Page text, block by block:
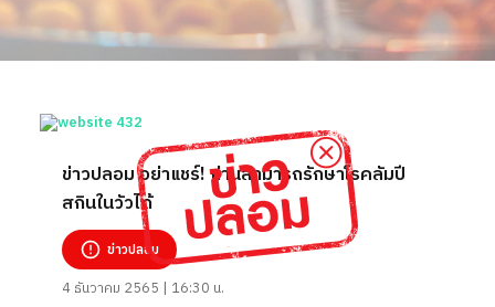
ข่าวปลอม อย่าแชร์! ถ่านสามารถรักษาโรคลัมปี
สกินในวัวได้
ข่าวปลอม
4 ธันวาคม 2565 | 16:30 น.